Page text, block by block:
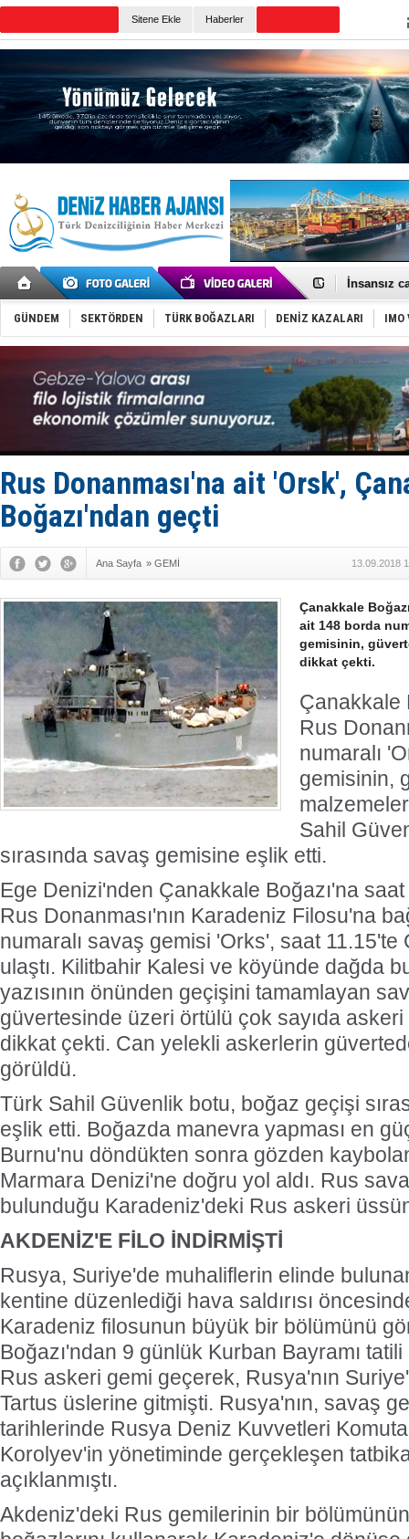
Sitene Ekle Haberler
İnsansız
Yüzyıl
Anadolu
Derince,
Tüpraş,
İTU AUV,
LNG
PROYAD,
Türkiye-
Türk
Deniz
Fairline,
GÜNDEM SEKTÖRDEN TÜRK BOĞAZLARI DENİZ KAZALARI IMO
Rus Donanması'na ait 'Orsk',
Boğazı'ndan geçti
Ana Sayfa » GEMİ 13.09.2018
Çanakkale
ait 148 borda
gemisinin,
dikkat çekti.
Çanakkale
Rus
numaralı
gemisinin,
Sahil
sırasında savaş gemisine eşlik etti.
Ege Denizi'nden Çanakkale Boğazı'na
Rus Donanması'nın Karadeniz Filosu'na
numaralı savaş gemisi 'Orks', saat
ulaştı. Kilitbahir Kalesi ve köyünde dağda
yazısının önünden geçişini tamamlayan
güvertesinde üzeri örtülü çok sayıda
dikkat çekti. Can yelekli askerlerin
görüldü.
Türk Sahil Güvenlik botu, boğaz geçişi
eşlik etti. Boğazda manevra yapması en
Burnu'nu döndükten sonra gözden
Marmara Denizi'ne doğru yol aldı. Rus
bulunduğu Karadeniz'deki Rus askeri
AKDENİZ'E FİLO İNDİRMİŞTİ
Rusya, Suriye'de muhaliflerin elinde
kentine düzenlediği hava saldırısı
Karadeniz filosunun büyük bir bölümünü
Boğazı'ndan 9 günlük Kurban Bayramı
Rus askeri gemi geçerek, Rusya'nın
Tartus üslerine gitmişti. Rusya'nın, savaş
tarihlerinde Rusya Deniz Kuvvetleri
Korolyev'in yönetiminde gerçekleşen
açıklanmıştı.
Akdeniz'deki Rus gemilerinin bir